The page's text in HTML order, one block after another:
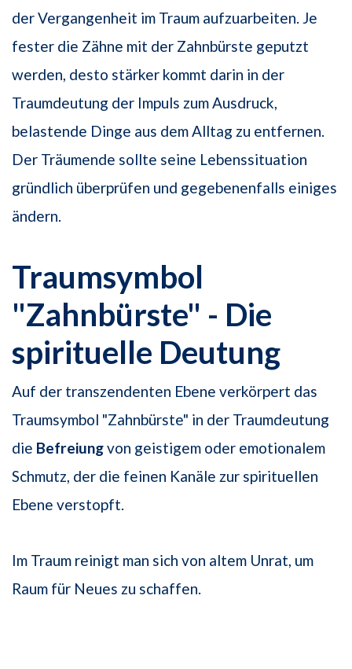
der Vergangenheit im Traum aufzuarbeiten. Je
fester die Zähne mit der Zahnbürste geputzt
werden, desto stärker kommt darin in der
Traumdeutung der Impuls zum Ausdruck,
belastende Dinge aus dem Alltag zu entfernen.
Der Träumende sollte seine Lebenssituation
gründlich überprüfen und gegebenenfalls einiges
ändern.
Traumsymbol
"Zahnbürste" - Die
spirituelle Deutung
Auf der transzendenten Ebene verkörpert das
Traumsymbol "Zahnbürste" in der Traumdeutung
die Befreiungvon geistigem oder emotionalem
Schmutz, der die feinen Kanäle zur spirituellen
Ebene verstopft.
Im Traum reinigt man sich von altem Unrat, um
Raum für Neues zu schaffen.